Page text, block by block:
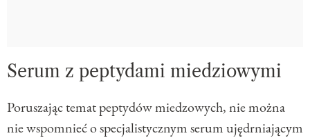
Serum z peptydami miedziowymi
Poruszając temat peptydów miedzowych, nie można
nie wspomnieć o specjalistycznym serum ujędrniającym